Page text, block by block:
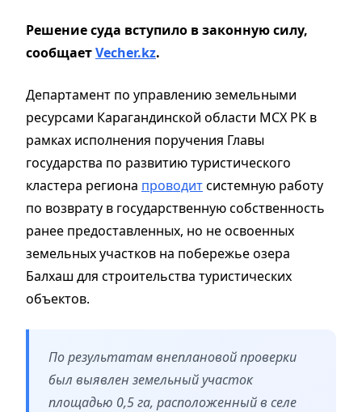
Решение суда вступило в законную силу,
сообщаетVecher.kz.
Департамент по управлению земельными
ресурсами Карагандинской области МСХ РК в
рамках исполнения поручения Главы
государства по развитию туристического
кластера региона проводитсистемную работу
по возврату в государственную собственность
ранее предоставленных, но не освоенных
земельных участков на побережье озера
Балхаш для строительства туристических
объектов.
По результатам внеплановой проверки
был выявлен земельный участок
площадью 0,5 га, расположенный в селе